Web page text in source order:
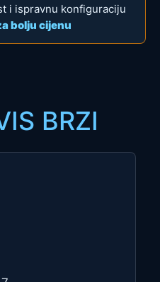
i ispravnu konfiguraciju
bolju cijenu
BRZI